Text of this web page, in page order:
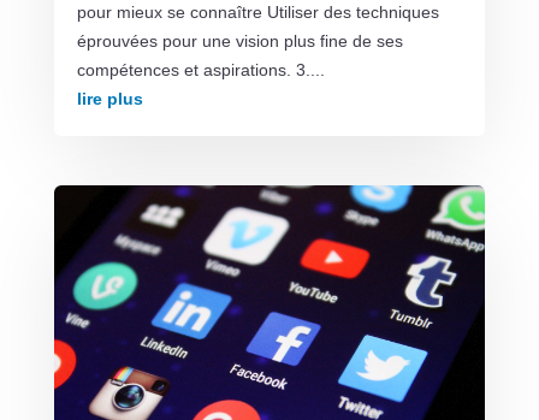
pour mieux se connaître Utiliser des techniques
éprouvées pour une vision plus fine de ses
compétences et aspirations. 3....
lire plus